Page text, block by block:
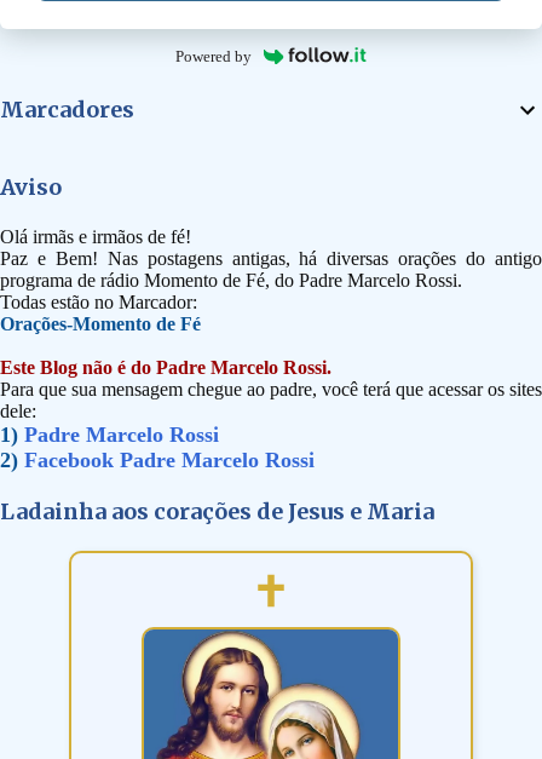
Powered by
Marcadores
Aviso
Olá irmãs e irmãos de fé!
Paz e Bem! Nas postagens antigas, há diversas orações do antigo
programa de rádio Momento de Fé, do Padre Marcelo Rossi.
Todas estão no Marcador:
Orações-Momento de Fé
Este Blog não é do Padre Marcelo Rossi.
Para que sua mensagem chegue ao padre, você terá que acessar os sites
dele:
1) Padre Marcelo Rossi
2) Facebook Padre Marcelo Rossi
Ladainha aos corações de Jesus e Maria